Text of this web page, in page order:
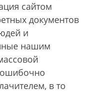
сайтом
документов
и
нашим
в то